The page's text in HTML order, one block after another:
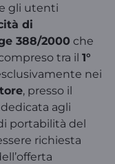
gli utenti
di
388/2000 che
tra il 1°
nei
, presso il
agli
portabilità del
richiesta